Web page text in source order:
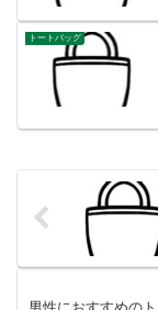
トートバッグ